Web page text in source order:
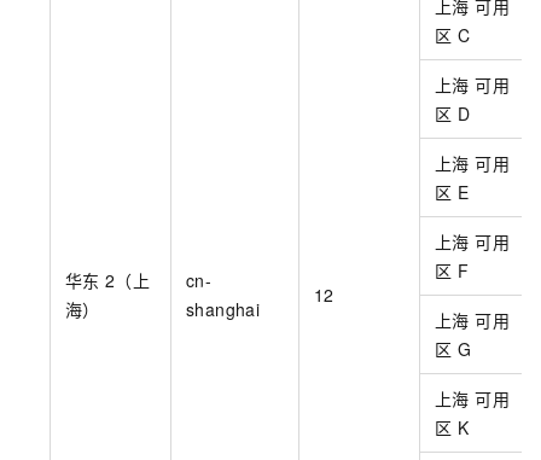
华东 2（上
海）
cn-
shanghai
12
上海 可用
区 C
上海 可用
区 D
上海 可用
区 E
上海 可用
区 F
上海 可用
区 G
上海 可用
区 K